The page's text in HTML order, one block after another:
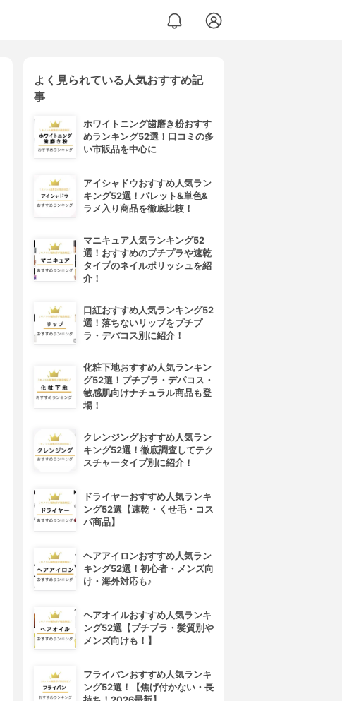
よく見られている人気おすすめ記
事
ホワイトニング歯磨き粉おすす
めランキング52選！口コミの多
い市販品を中心に
アイシャドウおすすめ人気ラン
キング52選！パレット&単色&
ラメ入り商品を徹底比較！
マニキュア人気ランキング52
選！おすすめのプチプラや速乾
タイプのネイルポリッシュを紹
介！
口紅おすすめ人気ランキング52
選！落ちないリップをプチプ
ラ・デパコス別に紹介！
化粧下地おすすめ人気ランキン
グ52選！プチプラ・デパコス・
敏感肌向けナチュラル商品も登
場！
クレンジングおすすめ人気ラン
キング52選！徹底調査してテク
スチャータイプ別に紹介！
ドライヤーおすすめ人気ランキ
ング52選【速乾・くせ毛・コス
パ商品】
ヘアアイロンおすすめ人気ラン
キング52選！初心者・メンズ向
け・海外対応も♪
ヘアオイルおすすめ人気ランキ
ング52選【プチプラ・髪質別や
メンズ向けも！】
フライパンおすすめ人気ランキ
ング52選！【焦げ付かない・長